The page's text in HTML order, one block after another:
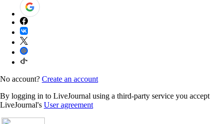
No account? Create an account
By logging in to LiveJournal using a third-party service you accept
LiveJournal's User agreement